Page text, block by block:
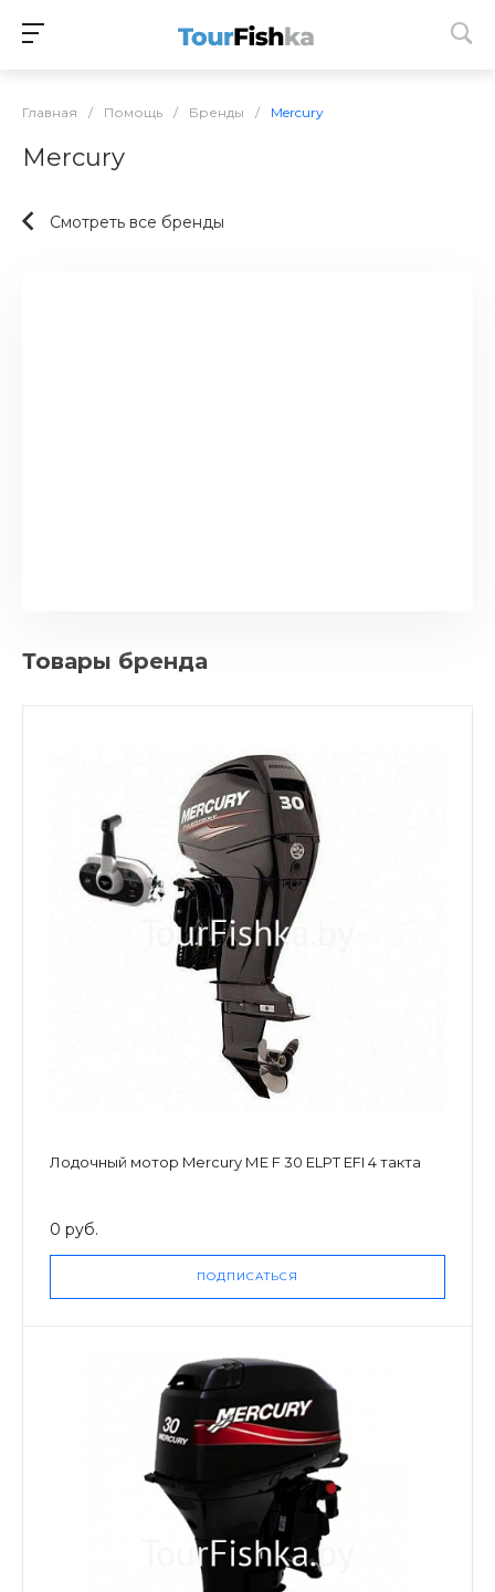
Главная / Помощь / Бренды / Mercury
Mercury
Смотреть все бренды
Товары бренда
Лодочный мотор Mercury МЕ F 30 ELPT EFI 4 такта
0 руб.
ПОДПИСАТЬСЯ